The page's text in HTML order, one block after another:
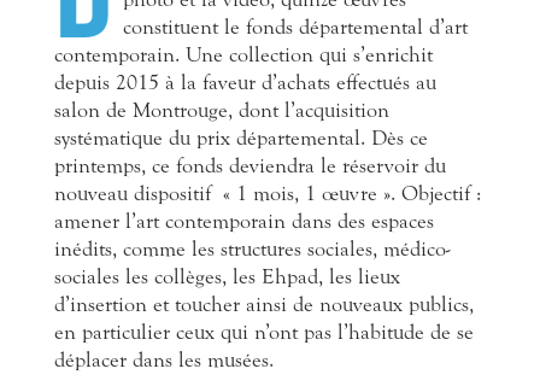
constituent le fonds départemental d’art
contemporain. Une collection qui s’enrichit
depuis 2015 à la faveur d’achats effectués au
salon de Montrouge, dont l’acquisition
systématique du prix départemental. Dès ce
printemps, ce fonds deviendra le réservoir du
nouveau dispositif « 1 mois, 1 œuvre ». Objectif :
amener l’art contemporain dans des espaces
inédits, comme les structures sociales, médico-
sociales les collèges, les Ehpad, les lieux
d’insertion et toucher ainsi de nouveaux publics,
en particulier ceux qui n’ont pas l’habitude de se
déplacer dans les musées.